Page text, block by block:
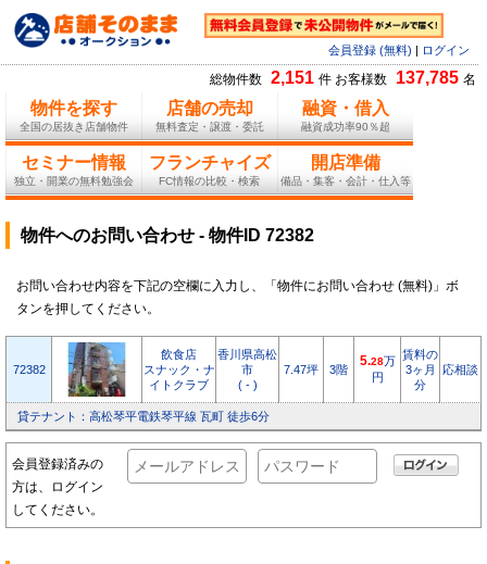
会員登録 (無料) ログイン
総物件数 2,151 件 お客様数 137,785 名
物件を探す
全国の居抜き店舗物件
店舗の売却
無料査定・譲渡・委託
融資・借入
融資成功率90％超
セミナー情報
独立・開業の無料勉強会
フランチャイズ
FC情報の比較・検索
開店準備
備品・集客・会計・仕入等
物件へのお問い合わせ - 物件ID 72382
お問い合わせ内容を下記の空欄に入力し、「物件にお問い合わせ (無料)」ボ
タンを押してください。
72382
飲食店
スナック・ナ
イトクラブ
香川県高松
市
( - )
7.47坪 3階
5.28万
円
賃料の
3ヶ月
分
応相談
貸テナント：高松琴平電鉄琴平線 瓦町 徒歩6分
会員登録済みの
方は、ログイン
してください。